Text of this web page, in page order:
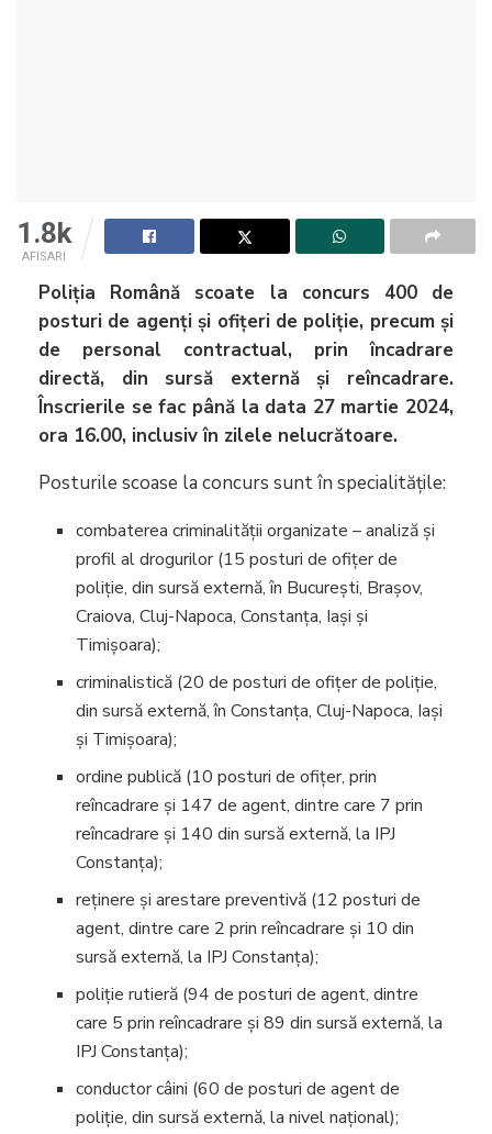
1.8k
AFISARI
Poliția Română scoate la concurs 400 de
posturi de agenți și ofițeri de poliție, precum și
de personal contractual, prin încadrare
directă, din sursă externă și reîncadrare.
Înscrierile se fac până la data 27 martie 2024,
ora 16.00, inclusiv în zilele nelucrătoare.
Posturile scoase la concurs sunt în specialitățile:
combaterea criminalității organizate – analiză și
profil al drogurilor (15 posturi de ofițer de
poliție, din sursă externă, în București, Brașov,
Craiova, Cluj-Napoca, Constanța, Iași și
Timișoara);
criminalistică (20 de posturi de ofițer de poliție,
din sursă externă, în Constanța, Cluj-Napoca, Iași
și Timișoara);
ordine publică (10 posturi de ofițer, prin
reîncadrare și 147 de agent, dintre care 7 prin
reîncadrare și 140 din sursă externă, la IPJ
Constanța);
reținere și arestare preventivă (12 posturi de
agent, dintre care 2 prin reîncadrare și 10 din
sursă externă, la IPJ Constanța);
poliție rutieră (94 de posturi de agent, dintre
care 5 prin reîncadrare și 89 din sursă externă, la
IPJ Constanța);
conductor câini (60 de posturi de agent de
poliție, din sursă externă, la nivel național);